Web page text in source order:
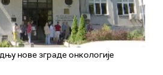
нове зграде онкологије